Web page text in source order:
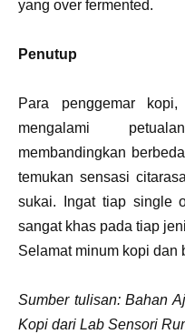
yang over fermented.
Penutup
Para penggemar
mengalami
membandingkan
temukan sensasi
sukai. Ingat tiap single
sangat khas pada tiap
Selamat minum kopi dan
Sumber tulisan: Bahan
Kopi dari Lab Sensori